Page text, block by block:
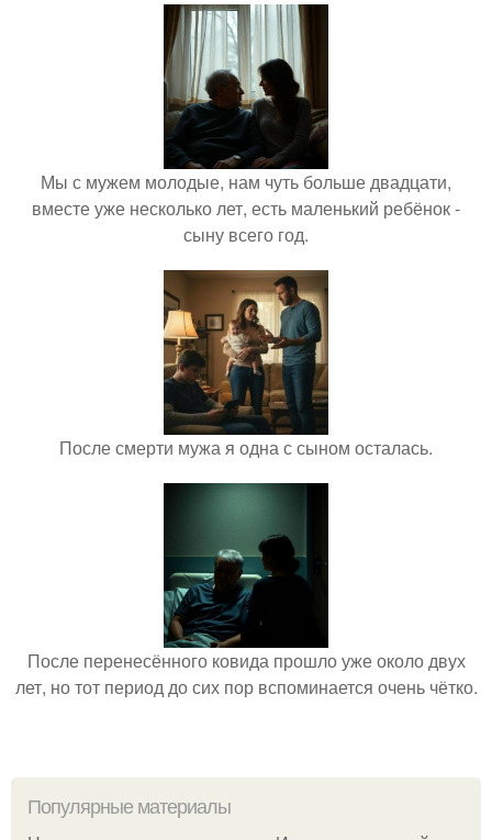
Мы с мужем молодые, нам чуть больше двадцати,
вместе уже несколько лет, есть маленький ребёнок -
сыну всего год.
После смерти мужа я одна с сыном осталась.
После перенесённого ковида прошло уже около двух
лет, но тот период до сих пор вспоминается очень чётко.
Популярные материалы